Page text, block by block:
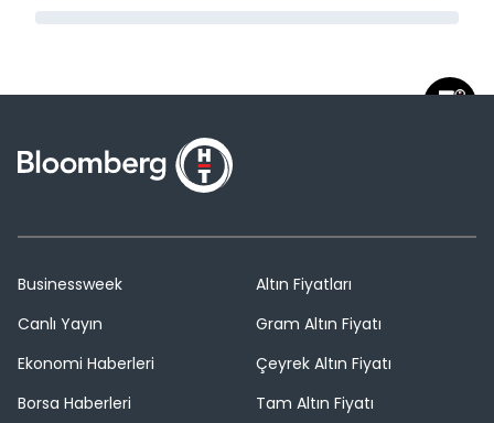
Businessweek
Canlı Yayın
Ekonomi Haberleri
Borsa Haberleri
Altın Fiyatları
Gram Altın Fiyatı
Çeyrek Altın Fiyatı
Tam Altın Fiyatı